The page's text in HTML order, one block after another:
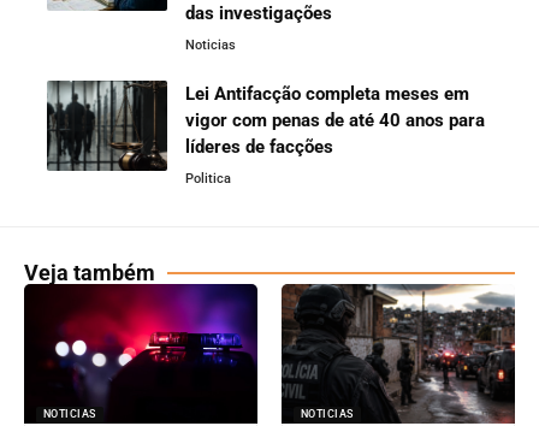
das investigações
Noticias
Lei Antifacção completa meses em
vigor com penas de até 40 anos para
líderes de facções
Politica
Veja também
NOTICIAS NOTICIAS